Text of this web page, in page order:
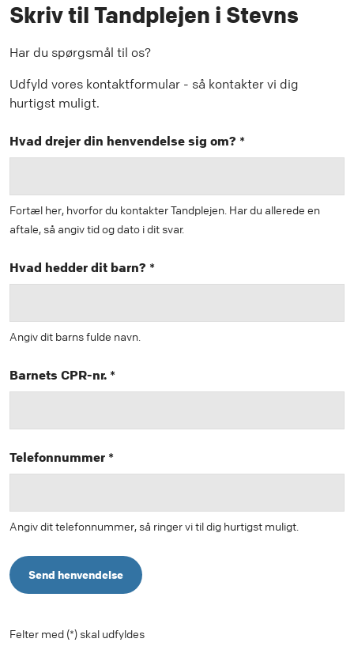
Skriv til Tandplejen i Stevns
Har du spørgsmål til os?
Udfyld vores kontaktformular - så kontakter vi dig
hurtigst muligt.
Hvad drejer din henvendelse sig om? *
Fortæl her, hvorfor du kontakter Tandplejen. Har du allerede en
aftale, så angiv tid og dato i dit svar.
Hvad hedder dit barn? *
Angiv dit barns fulde navn.
Barnets CPR-nr. *
Telefonnummer *
Angiv dit telefonnummer, så ringer vi til dig hurtigst muligt.
Send henvendelse
Felter med (*) skal udfyldes